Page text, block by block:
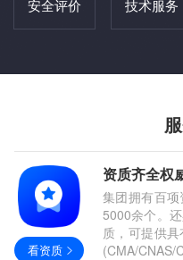
安全评价 技术服务
看资质
资质齐全权
集团拥有百
5000余个。
质，可提供
(CMA/CNAS/